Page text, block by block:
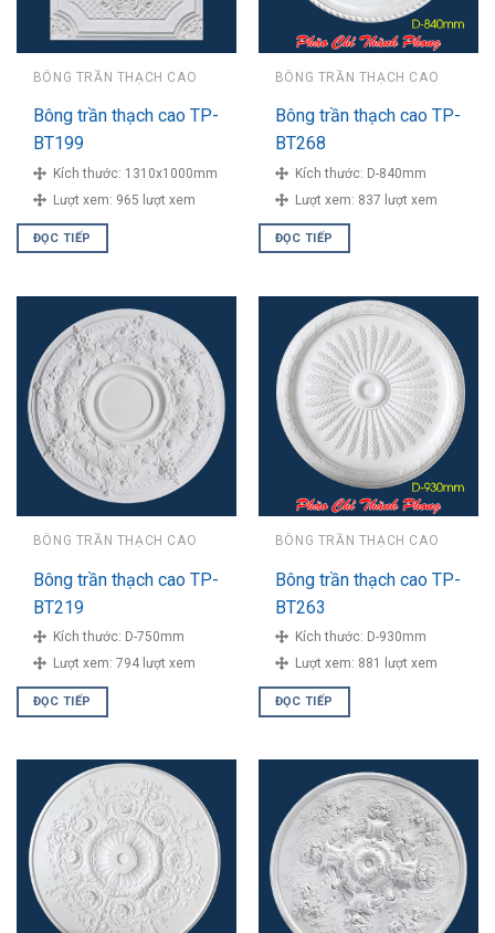
BÔNG TRẦN THẠCH CAO
Bông trần thạch cao TP-
BT199
Kích thước: 1310x1000mm
Lượt xem: 965 lượt xem
ĐỌC TIẾP
BÔNG TRẦN THẠCH CAO
Bông trần thạch cao TP-
BT268
Kích thước: D-840mm
Lượt xem: 837 lượt xem
ĐỌC TIẾP
BÔNG TRẦN THẠCH CAO
Bông trần thạch cao TP-
BT219
Kích thước: D-750mm
Lượt xem: 794 lượt xem
ĐỌC TIẾP
BÔNG TRẦN THẠCH CAO
Bông trần thạch cao TP-
BT263
Kích thước: D-930mm
Lượt xem: 881 lượt xem
ĐỌC TIẾP